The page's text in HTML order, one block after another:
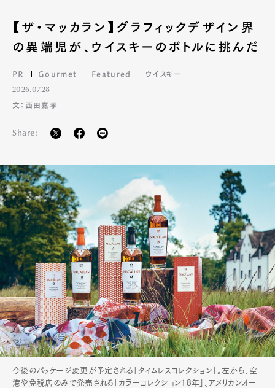
【ザ・マッカラン】グラフィックデザイン界
の異端児が、ウイスキーのボトルに挑んだ
PR Gourmet Featured ウイスキー
2026.07.28
文：西田嘉孝
Share:
今後のパッケージ変更が予定される「タイムレスコレクション」。左から、空
港や免税店のみで発売される「カラーコレクション18年」、アメリカンオー